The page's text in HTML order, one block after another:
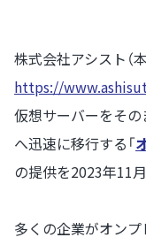
株式会社アシスト（
https://
仮想サーバーをその
へ迅速に移行する「
の提供を2023年11
多くの企業がオン